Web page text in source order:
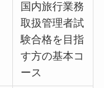
国内旅行業務
取扱管理者試
験合格を目指
す方の基本コ
ース